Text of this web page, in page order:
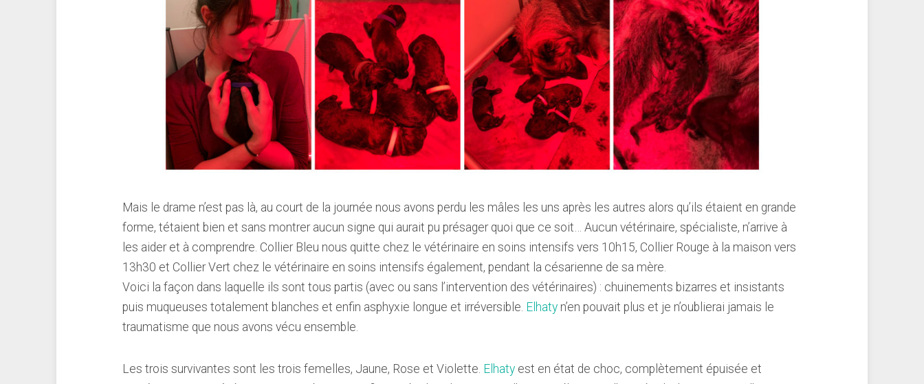
Mais le drame n’est pas là, au court de la journée nous avons perdu les mâles les uns après les autres alors qu’ils étaient en grande
forme, tétaient bien et sans montrer aucun signe qui aurait pu présager quoi que ce soit… Aucun vétérinaire, spécialiste, n’arrive à
les aider et à comprendre. Collier Bleu nous quitte chez le vétérinaire en soins intensifs vers 10h15, Collier Rouge à la maison vers
13h30 et Collier Vert chez le vétérinaire en soins intensifs également, pendant la césarienne de sa mère.
Voici la façon dans laquelle ils sont tous partis (avec ou sans l’intervention des vétérinaires) : chuinements bizarres et insistants
puis muqueuses totalement blanches et enfin asphyxie longue et irréversible. Elhaty n’en pouvait plus et je n’oublierai jamais le
traumatisme que nous avons vécu ensemble.
Les trois survivantes sont les trois femelles, Jaune, Rose et Violette. Elhaty est en état de choc, complètement épuisée et